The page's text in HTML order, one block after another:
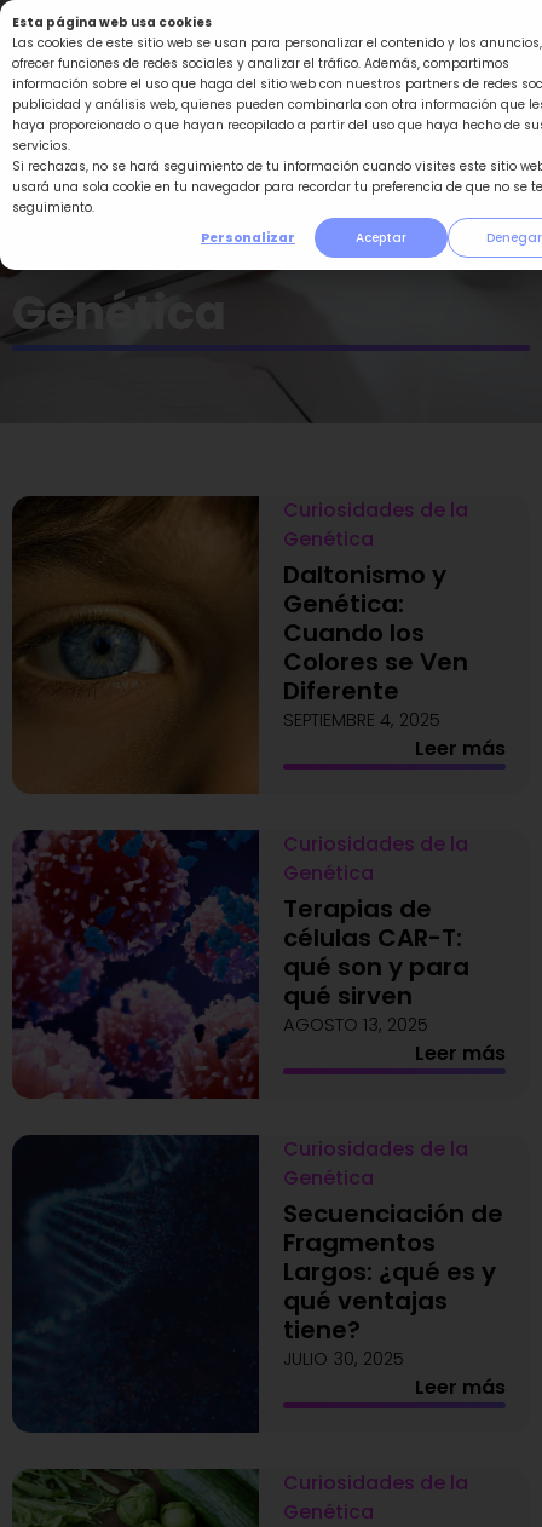
Esta página web usa cookies
Las cookies de este sitio web se usan para personalizar el contenido y los anuncios,
ofrecer funciones de redes sociales y analizar el tráfico. Además, compartimos
información sobre el uso que haga del sitio web con nuestros partners de redes
publicidad y análisis web, quienes pueden combinarla con otra información que
haya proporcionado o que hayan recopilado a partir del uso que haya hecho de
servicios.
Si rechazas, no se hará seguimiento de tu información cuando visites este sitio
usará una sola cookie en tu navegador para recordar tu preferencia de que no se
seguimiento.
Personalizar
Aceptar Denegar
Ir
al
contenido
Curiosidades de la
Genética
Curiosidades de la
Genética
Daltonismo y
Genética:
Cuando los
Colores se Ven
Diferente
SEPTIEMBRE 4, 2025
Leer más
Curiosidades de la
Genética
Terapias de
células CAR-T:
qué son y para
qué sirven
AGOSTO 13, 2025
Leer más
Curiosidades de la
Genética
Secuenciación de
Fragmentos
Largos: ¿qué es y
qué ventajas
tiene?
JULIO 30, 2025
Leer más
Curiosidades de la
Genética
PáginaPáginaPágina